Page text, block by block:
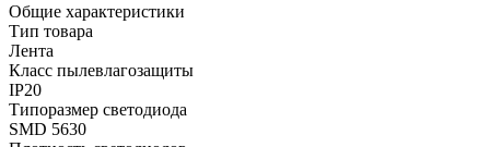
Общие характеристики
Тип товара
Лента
Класс пылевлагозащиты
IP20
Типоразмер светодиода
SMD 5630